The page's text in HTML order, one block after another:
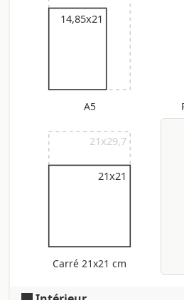
14,85x21
A5
21x29,7
21x21
Carré 21x21 cm